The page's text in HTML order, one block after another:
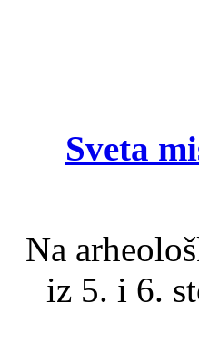
Sveta
Na
iz 5. i 6.